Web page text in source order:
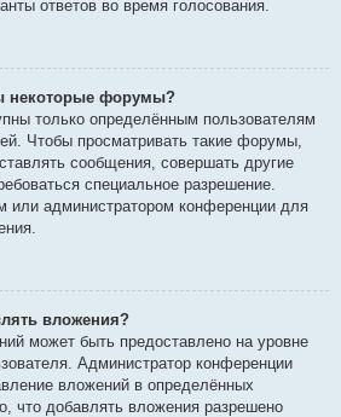
ответов во время голосования.
некоторые форумы?
только определённым пользователям
Чтобы просматривать такие форумы,
сообщения, совершать другие
специальное разрешение.
или администратором конференции для
вложения?
может быть предоставлено на уровне
Администратор конференции
вложений в определённых
что добавлять вложения разрешено